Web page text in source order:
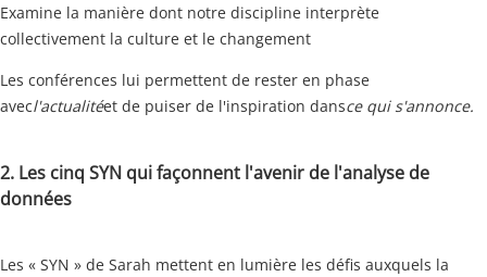
Examine la manière dont notre discipline interprète
collectivement la culture et le changement
Les conférences lui permettent de rester en phase
avecl'actualitéet de puiser de l'inspiration dansce qui s'annonce.
2. Les cinq SYN qui façonnent l'avenir de l'analyse de
données
Les « SYN » de Sarah mettent en lumière les défis auxquels la